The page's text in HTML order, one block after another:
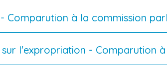
Comparution à la commission
l'expropriation - Comparution